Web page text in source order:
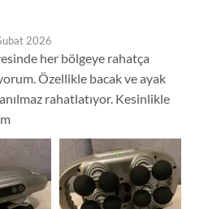
2026
her bölgeye rahatça
Özellikle bacak ve ayak
rahatlatıyor. Kesinlikle